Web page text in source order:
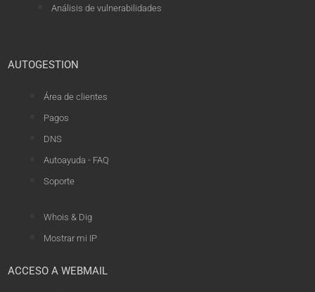
Análisis de vulnerabilidades
AUTOGESTION
Área de clientes
Pagos
DNS
Autoayuda - FAQ
Soporte
Whois & Dig
Mostrar mi IP
ACCESO A WEBMAIL